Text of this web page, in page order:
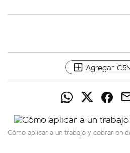
Agregar
Cómo aplicar a un trabajo y cobrar en